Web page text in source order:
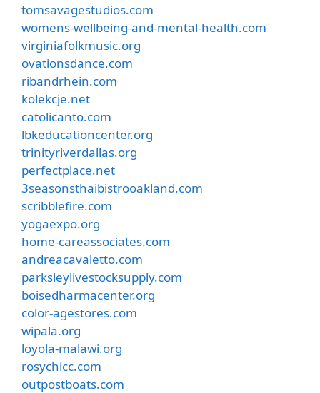
tomsavagestudios.com
womens-wellbeing-and-mental-health.com
virginiafolkmusic.org
ovationsdance.com
ribandrhein.com
kolekcje.net
catolicanto.com
lbkeducationcenter.org
trinityriverdallas.org
perfectplace.net
3seasonsthaibistrooakland.com
scribblefire.com
yogaexpo.org
home-careassociates.com
andreacavaletto.com
parksleylivestocksupply.com
boisedharmacenter.org
color-agestores.com
wipala.org
loyola-malawi.org
rosychicc.com
outpostboats.com